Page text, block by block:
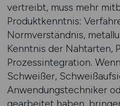
vertreibt, muss mehr
Produktkenntnis:
Normverständnis,
Kenntnis der Nahtarten,
Prozessintegration.
Schweißer,
Anwendungstechniker
gearbeitet haben,